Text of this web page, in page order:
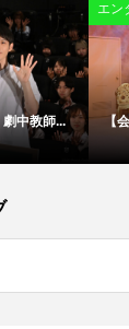
中教師...
エン
【